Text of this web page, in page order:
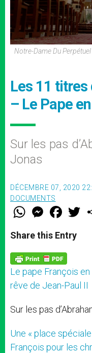
Notre-Dame Du
Les 11 titres
– Le Pape
Sur les pas
Jonas
DÉCEMBRE 07, 2020
DOCUMENTS
W
t
s
p
p
M
e
s
e
g
e
r
F
a
e
b
o
k
w
Share this Entry
Le pape François
rêve de Jean-Paul II
Sur les pas
Une « place
François pour les